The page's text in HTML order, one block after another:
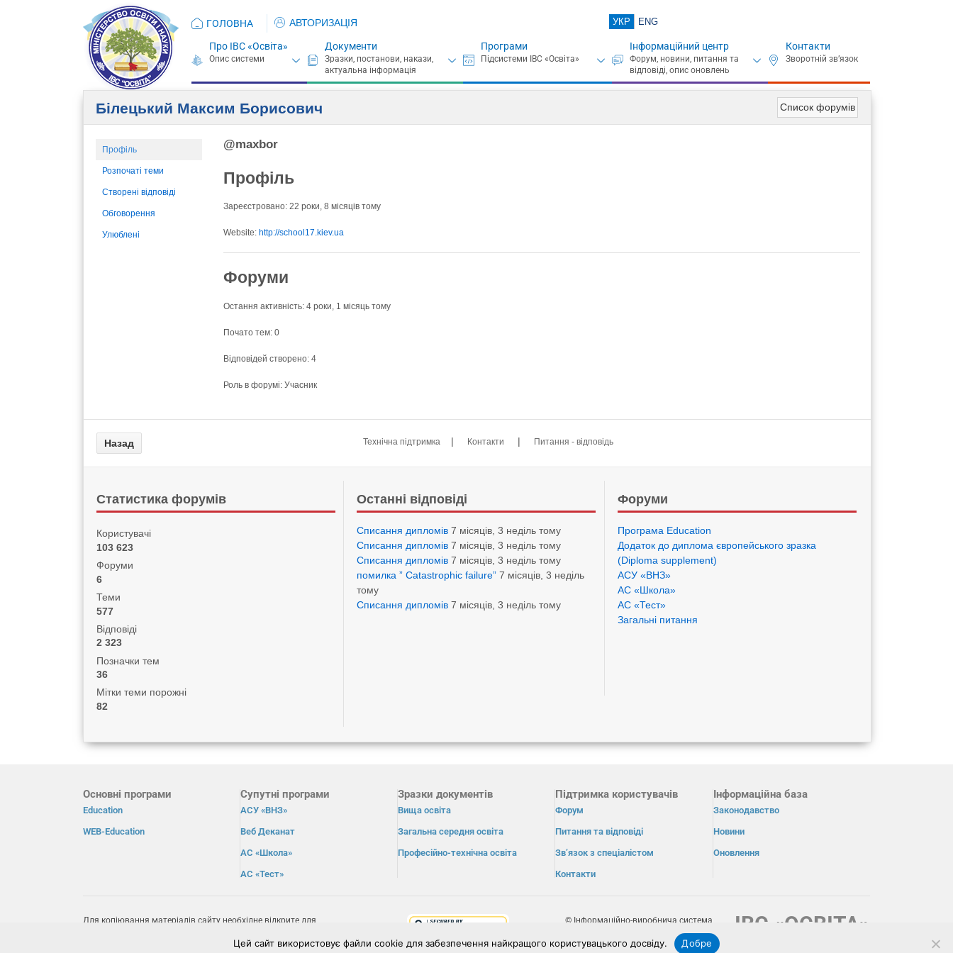
ГОЛОВНА АВТОРИЗАЦІЯ УКР ENG
Про ІВС «Освіта» Документи Програми Інформаційний центр Контакти
Список форумів
Білецький Максим Борисович
Профіль
Розпочаті теми
Створені відповіді
Обговорення
Улюблені
@maxbor
Профіль
Зареєстровано: 22 роки, 8 місяців тому
Website: http://school17.kiev.ua
Форуми
Остання активність: 4 роки, 1 місяць тому
Почато тем: 0
Відповідей створено: 4
Роль в форумі: Учасник
Технічна підтримка | Контакти | Питання - відповідь
Статистика форумів
Користувачі
103 623
Форуми
6
Теми
577
Відповіді
2 323
Позначки тем
36
Мітки теми порожні
82
Останні відповіді
Списання дипломів 7 місяців, 3 неділь тому
Списання дипломів 7 місяців, 3 неділь тому
Списання дипломів 7 місяців, 3 неділь тому
помилка ” Catastrophic failure” 7 місяців, 3 неділь
тому
Списання дипломів 7 місяців, 3 неділь тому
Форуми
Програма Eduсation
Додаток до диплома європейського зразка
(Diploma supplement)
АСУ «ВНЗ»
АС «Школа»
АС «Тест»
Загальні питання
Основні програми
Education
WEB-Education
Супутні програми
АСУ «ВНЗ»
Веб Деканат
АС «Школа»
АС «Тест»
Зразки документів
Вища освіта
Загальна середня освіта
Професійно-технічна освіта
Підтримка користувачів
Форум
Питання та відповіді
Зв’язок з спеціалістом
Контакти
Інформаційна база
Законодавство
Новини
Оновлення
Для копіювання матеріалів сайту необхідне відкрите для
© Інформаційно-виробнича система
ІВС «ОСВІТА»
Цей сайт використовує файли cookie для забезпечення найкращого користувацького досвіду. Добре